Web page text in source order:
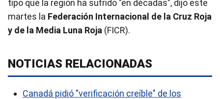
tipo que la región ha sufrido "en décadas", dijo este
martes la Federación Internacional de la Cruz Roja
y de la Media Luna Roja (FICR).
NOTICIAS RELACIONADAS
Canadá pidió "verificación creíble" de los